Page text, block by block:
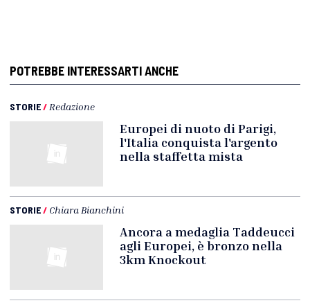
POTREBBE INTERESSARTI ANCHE
STORIE/ Redazione
Europei di nuoto di Parigi,
l'Italia conquista l'argento
nella staffetta mista
STORIE/ Chiara Bianchini
Ancora a medaglia Taddeucci
agli Europei, è bronzo nella
3km Knockout